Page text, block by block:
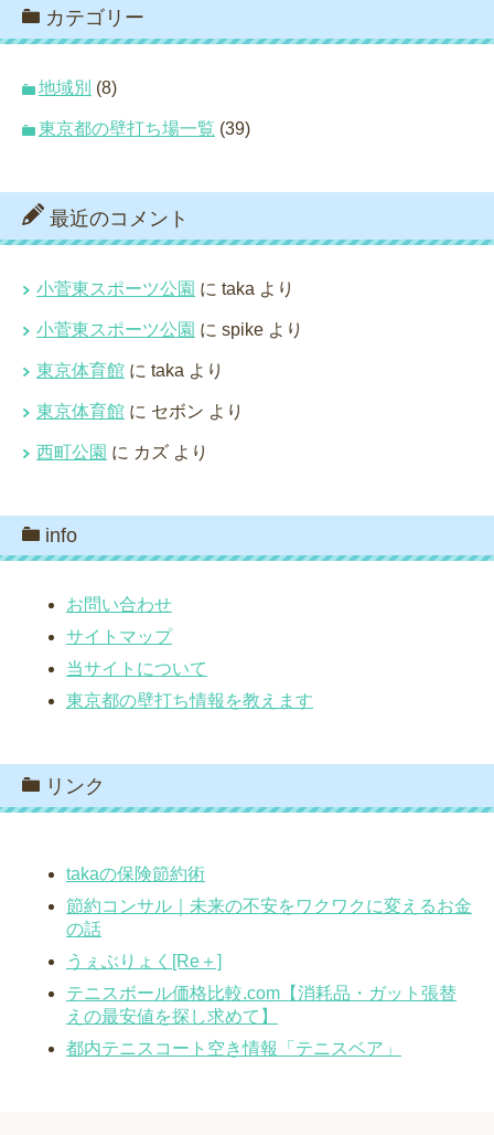
カテゴリー
地域別 (8)
東京都の壁打ち場一覧 (39)
最近のコメント
小菅東スポーツ公園 に taka より
小菅東スポーツ公園 に spike より
東京体育館 に taka より
東京体育館 に セボン より
西町公園 に カズ より
info
お問い合わせ
サイトマップ
当サイトについて
東京都の壁打ち情報を教えます
リンク
takaの保険節約術
節約コンサル｜未来の不安をワクワクに変えるお金
の話
うぇぶりょく[Re＋]
テニスボール価格比較.com【消耗品・ガット張替
えの最安値を探し求めて】
都内テニスコート空き情報「テニスベア」